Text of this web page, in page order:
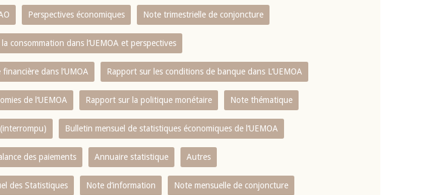
Perspectives économiques Note trimestrielle de conjoncture
consommation dans l‘UEMOA et perspectives
dans l‘UMOA Rapport sur les conditions de banque dans L‘UEMOA
de l‘UEMOA Rapport sur la politique monétaire Note thématique
Bulletin mensuel de statistiques économiques de l‘UEMOA
des paiements Annuaire statistique Autres
des Statistiques Note d’information Note mensuelle de conjoncture